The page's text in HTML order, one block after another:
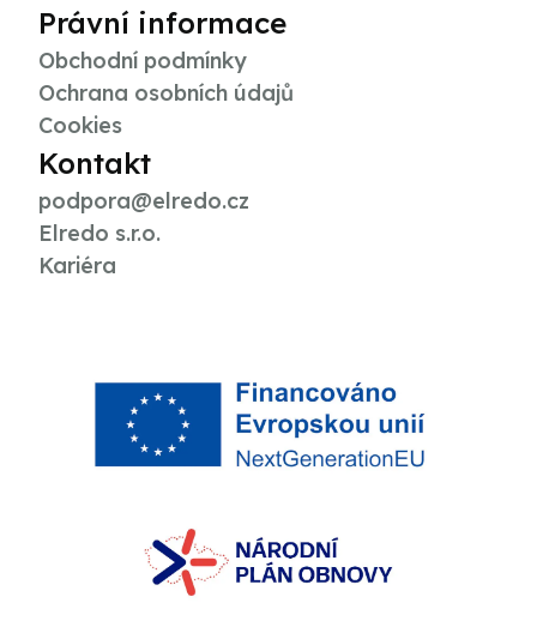
Právní informace
Obchodní podmínky
Ochrana osobních údajů
Cookies
Kontakt
podpora@elredo.cz
Elredo s.r.o.
Kariéra